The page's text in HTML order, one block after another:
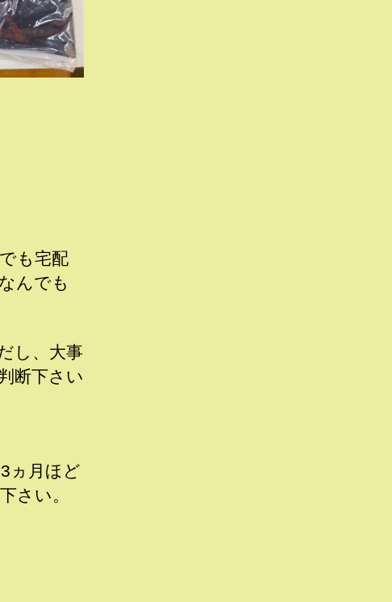
も宅配
んでも
し、大事
断下さい
ヵ月ほど
さい。